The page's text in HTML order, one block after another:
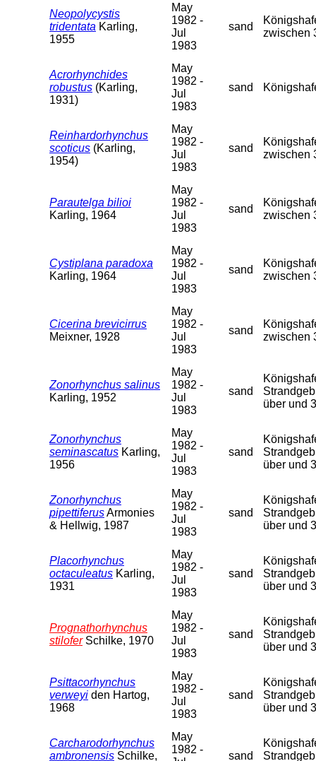
Neopolycystis
tridentata Karling,
1955
May
1982 -
Jul
1983
sand
zwischen
Acrorhynchides
robustus (Karling,
1931)
May
1982 -
Jul
1983
sand
Reinhardorhynchus
scoticus (Karling,
1954)
May
1982 -
Jul
1983
sand
zwischen
Parautelga bilioi
Karling, 1964
May
1982 -
Jul
1983
sand
zwischen
Cystiplana paradoxa
Karling, 1964
May
1982 -
Jul
1983
sand
zwischen
Cicerina brevicirrus
Meixner, 1928
May
1982 -
Jul
1983
sand
zwischen
Zonorhynchus salinus
Karling, 1952
May
1982 -
Jul
1983
sand
über und
Zonorhynchus
seminascatus Karling,
1956
May
1982 -
Jul
1983
sand
über und
Zonorhynchus
pipettiferusArmonies
& Hellwig, 1987
May
1982 -
Jul
1983
sand
über und
Placorhynchus
octaculeatus Karling,
1931
May
1982 -
Jul
1983
sand
über und
Prognathorhynchus
stiloferSchilke, 1970
May
1982 -
Jul
1983
sand
über und
Psittacorhynchus
verweyi den Hartog,
1968
May
1982 -
Jul
1983
sand
über und
Carcharodorhynchus
ambronensis Schilke,
May
1982 -
sand